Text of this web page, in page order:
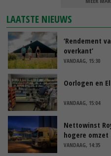
LAATSTE NIEUWS
‘Rendement
overkant’
VANDAAG, 15:30
Oorlogen en
VANDAAG, 15:04
Nettowinst
hogere omzet
VANDAAG, 14:35